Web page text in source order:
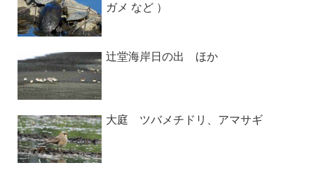
ガメ など ）
辻堂海岸日の出 ほか
大庭 ツバメチドリ、アマサギ